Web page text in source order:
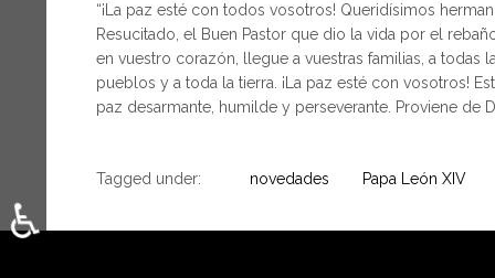
“¡La paz esté con todos vosotros! Queridísimos
Resucitado, el Buen Pastor que dio la vida por el
en vuestro corazón, llegue a vuestras familias, a
pueblos y a toda la tierra. ¡La paz esté con vosotros!
paz desarmante, humilde y perseverante. Proviene de
Tagged under: novedades Papa León XIV